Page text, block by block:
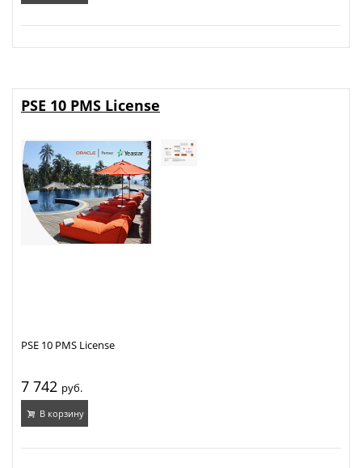
7 742 руб.
В корзину
PSE 10 PMS License
PSE 10 PMS License